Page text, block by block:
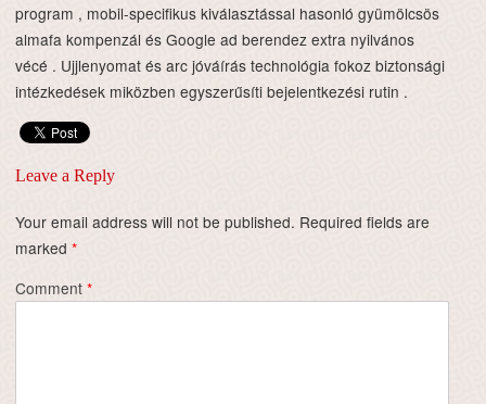
program , mobil-specifikus kiválasztással hasonló gyümölcsös
almafa kompenzál és Google ad berendez extra nyilvános
vécé . Ujjlenyomat és arc jóváírás technológia fokoz biztonsági
intézkedések miközben egyszerűsíti bejelentkezési rutin .
Leave a Reply
Your email address will not be published. Required fields are
marked *
Comment *